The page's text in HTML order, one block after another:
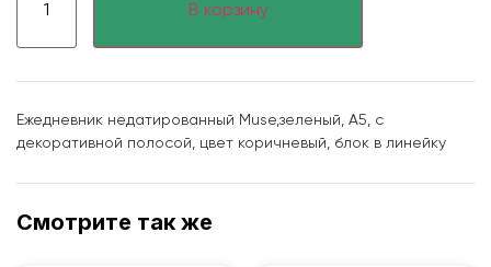
В корзину
Ежедневник недатированный Muse,зеленый, А5, с
декоративной полосой, цвет коричневый, блок в линейку
Смотрите так же